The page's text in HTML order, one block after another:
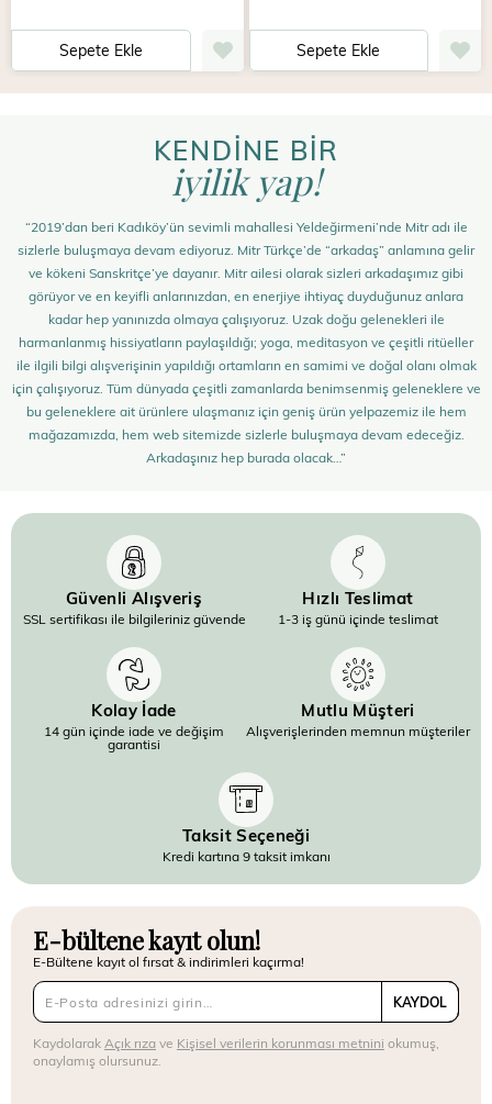
Sepete Ekle Sepete Ekle
KENDİNE BİR
iyilik yap!
“2019’dan beri Kadıköy’ün sevimli mahallesi Yeldeğirmeni’nde Mitr adı ile
sizlerle buluşmaya devam ediyoruz. Mitr Türkçe’de “arkadaş” anlamına gelir
ve kökeni Sanskritçe’ye dayanır. Mitr ailesi olarak sizleri arkadaşımız gibi
görüyor ve en keyifli anlarınızdan, en enerjiye ihtiyaç duyduğunuz anlara
kadar hep yanınızda olmaya çalışıyoruz. Uzak doğu gelenekleri ile
harmanlanmış hissiyatların paylaşıldığı; yoga, meditasyon ve çeşitli ritüeller
ile ilgili bilgi alışverişinin yapıldığı ortamların en samimi ve doğal olanı olmak
için çalışıyoruz. Tüm dünyada çeşitli zamanlarda benimsenmiş geleneklere ve
bu geleneklere ait ürünlere ulaşmanız için geniş ürün yelpazemiz ile hem
mağazamızda, hem web sitemizde sizlerle buluşmaya devam edeceğiz.
Arkadaşınız hep burada olacak…”
Güvenli Alışveriş
SSL sertifikası ile bilgileriniz güvende
Hızlı Teslimat
1-3 iş günü içinde teslimat
Kolay İade
14 gün içinde iade ve değişim
garantisi
Mutlu Müşteri
Alışverişlerinden memnun müşteriler
Taksit Seçeneği
Kredi kartına 9 taksit imkanı
E-bültene kayıt olun!
E-Bültene kayıt ol fırsat & indirimleri kaçırma!
KAYDOL
Kaydolarak Açık rızave Kişisel verilerin korunması metnini okumuş,
onaylamış olursunuz.